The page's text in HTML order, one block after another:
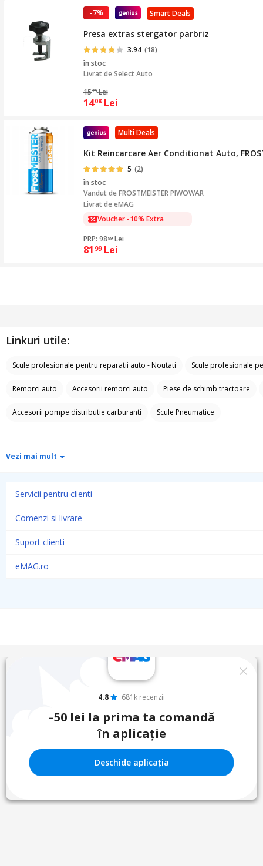
Smart Deals
-7%
Presa extras stergator parbriz
3.94 (18)
în stoc
Livrat deSelect Auto
1529 Lei
1408 Lei
Multi Deals
Kit Reincarcare Aer Conditionat Auto,
5 (2)
în stoc
Vandut deFROSTMEISTER PIWOWAR
Livrat de eMAG
Voucher -10% Extra
PRP: 98 99 Lei
81 99 Lei
Linkuri utile:
Scule profesionale pentru reparatii auto - Noutati Scule profesionale
Remorci auto Accesorii remorci auto Piese de schimb tractoare
Accesorii pompe distributie carburanti Scule Pneumatice
Vezi mai mult
Servicii pentru clienti
Comenzi si livrare
Suport clienti
eMAG.ro
4.8 681k recenzii
–50 lei la prima ta comandă
în aplicație
Deschide aplicația